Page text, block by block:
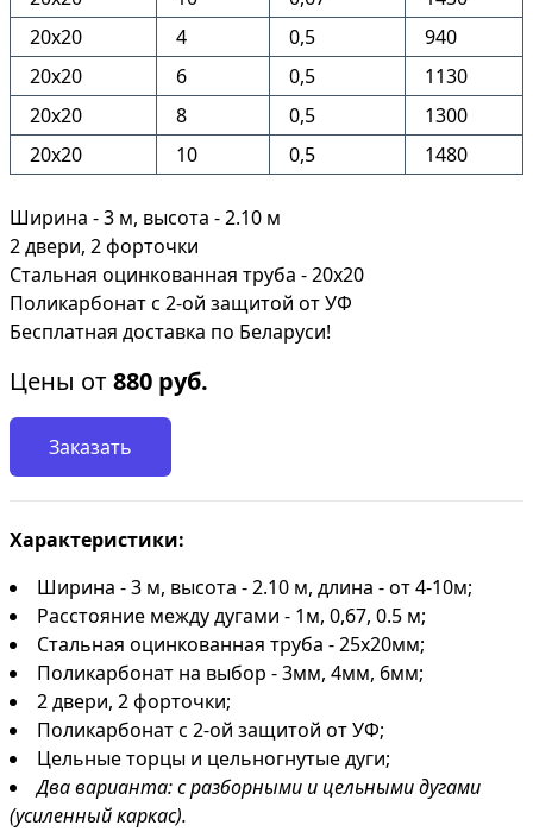
20х20
4 0,5
940
20х20
6 0,5
1130
20х20
8 0,5
1300
20х20
10 0,5 1480
Ширина - 3 м, высота - 2.10 м
2 двери, 2 форточки
Стальная оцинкованная труба - 20х20
Поликарбонат с 2-ой защитой от УФ
Бесплатная доставка по Беларуси!
Цены от880 руб.
Заказать
Характеристики:
Ширина - 3 м, высота - 2.10 м, длина - от 4-10м;
Расстояние между дугами - 1м, 0,67, 0.5 м;
Стальная оцинкованная труба - 25х20мм;
Поликарбонат на выбор - 3мм, 4мм, 6мм;
2 двери, 2 форточки;
Поликарбонат с 2-ой защитой от УФ;
Цельные торцы и цельногнутые дуги;
Два варианта: с разборными и цельными дугами
(усиленный каркас).